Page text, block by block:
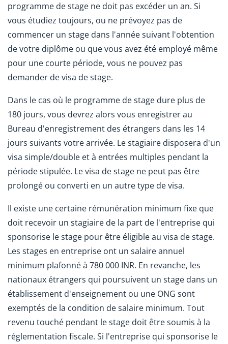
programme de stage ne doit pas excéder un an. Si
vous étudiez toujours, ou ne prévoyez pas de
commencer un stage dans l'année suivant l'obtention
de votre diplôme ou que vous avez été employé même
pour une courte période, vous ne pouvez pas
demander de visa de stage.
Dans le cas où le programme de stage dure plus de
180 jours, vous devrez alors vous enregistrer au
Bureau d'enregistrement des étrangers dans les 14
jours suivants votre arrivée. Le stagiaire disposera d'un
visa simple/double et à entrées multiples pendant la
période stipulée. Le visa de stage ne peut pas être
prolongé ou converti en un autre type de visa.
Il existe une certaine rémunération minimum fixe que
doit recevoir un stagiaire de la part de l'entreprise qui
sponsorise le stage pour être éligible au visa de stage.
Les stages en entreprise ont un salaire annuel
minimum plafonné à 780 000 INR. En revanche, les
nationaux étrangers qui poursuivent un stage dans un
établissement d'enseignement ou une ONG sont
exemptés de la condition de salaire minimum. Tout
revenu touché pendant le stage doit être soumis à la
réglementation fiscale. Si l'entreprise qui sponsorise le